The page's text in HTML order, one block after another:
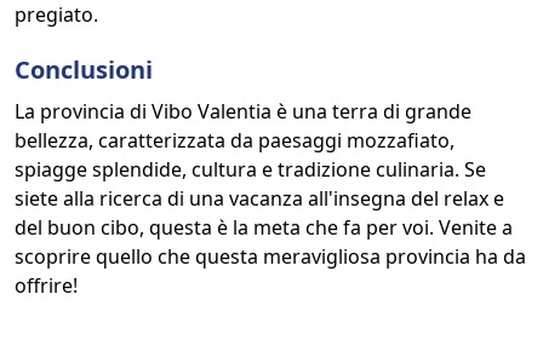
pregiato.
Conclusioni
La provincia di Vibo Valentia è una terra di grande
bellezza, caratterizzata da paesaggi mozzafiato,
spiagge splendide, cultura e tradizione culinaria. Se
siete alla ricerca di una vacanza all'insegna del relax e
del buon cibo, questa è la meta che fa per voi. Venite a
scoprire quello che questa meravigliosa provincia ha da
offrire!